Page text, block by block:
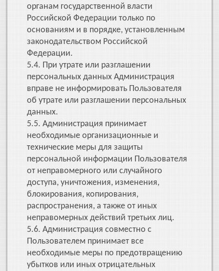
органам государственной власти
Российской Федерации только по
основаниям и в порядке, установленным
законодательством Российской
Федерации.
5.4. При утрате или разглашении
персональных данных Администрация
вправе не информировать Пользователя
об утрате или разглашении персональных
данных.
5.5. Администрация принимает
необходимые организационные и
технические меры для защиты
персональной информации Пользователя
от неправомерного или случайного
доступа, уничтожения, изменения,
блокирования, копирования,
распространения, а также от иных
неправомерных действий третьих лиц.
5.6. Администрация совместно с
Пользователем принимает все
необходимые меры по предотвращению
убытков или иных отрицательных